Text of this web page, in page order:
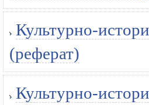
Культурно-
(реферат)
Культурно-